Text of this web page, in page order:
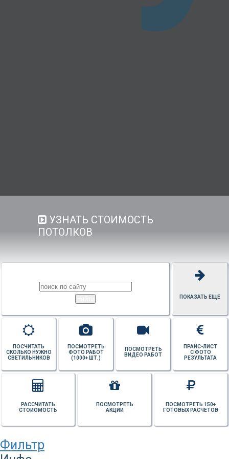
УЗНАТЬ СТОИМОСТЬ
ПОТОЛКОВ
ПОКАЗАТЬ ЕЩЕ
ПРАЙС-ЛИСТ
С ФОТО
РЕЗУЛЬТАТА
ПОСМОТРЕТЬ
ВИДЕО РАБОТ
ПОСМОТРЕТЬ
ФОТО РАБОТ
(1000+ ШТ.)
ПОСЧИТАТЬ
СКОЛЬКО НУЖНО
СВЕТИЛЬНИКОВ
ПОСМОТРЕТЬ 150+
ГОТОВЫХ РАСЧЕТОВ
ПОСМОТРЕТЬ
АКЦИИ
РАССЧИТАТЬ
СТОИОМОСТЬ
Фильтр